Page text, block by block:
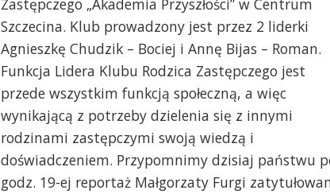
Agnieszka Makaś
Zastępczego „Akademia Przyszłości” w Centrum
Szczecina. Klub prowadzony jest przez 2 liderki
Agnieszkę Chudzik – Bociej i Annę Bijas – Roman.
Funkcja Lidera Klubu Rodzica Zastępczego jest
przede wszystkim funkcją społeczną, a więc
wynikającą z potrzeby dzielenia się z innymi
rodzinami zastępczymi swoją wiedzą i
doświadczeniem. Przypomnimy dzisiaj państwu
godz. 19-ej reportaż Małgorzaty Furgi